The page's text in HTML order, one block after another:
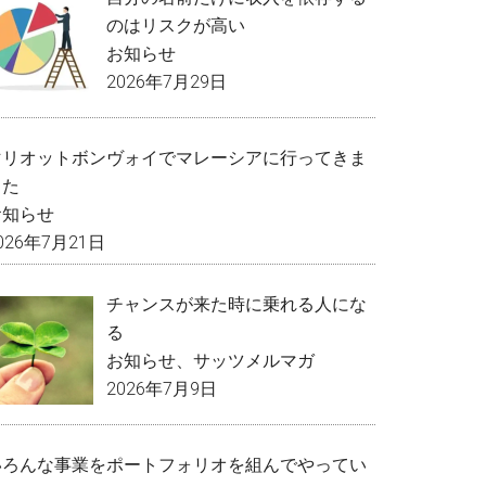
のはリスクが高い
お知らせ
2026年7月29日
オットボンヴォイでマレーシアに行ってきま
らせ
年7月21日
チャンスが来た時に乗れる人にな
る
お知らせ
サッツメルマガ
2026年7月9日
んな事業をポートフォリオを組んでやってい